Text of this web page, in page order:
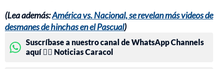
(Lea además:América vs. Nacional, se revelan más videos de
desmanes de hinchas en el Pascual)
Suscríbase a nuestro canal de WhatsApp Channels
aquí 👉🏻 Noticias Caracol